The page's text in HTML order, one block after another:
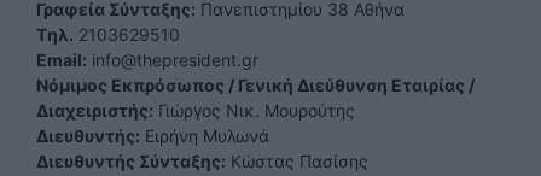
Γραφεία Σύνταξης: Πανεπιστημίου 38 Αθήνα
Tηλ. 2103629510
Email: info@thepresident.gr
Νόμιμος Εκπρόσωπος / Γενική Διεύθυνση Εταιρίας /
Διαχειριστής: Γιώργος Νικ. Μουρούτης
Διευθυντής: Ειρήνη Μυλωνά
Διευθυντής Σύνταξης: Κώστας Πασίσης